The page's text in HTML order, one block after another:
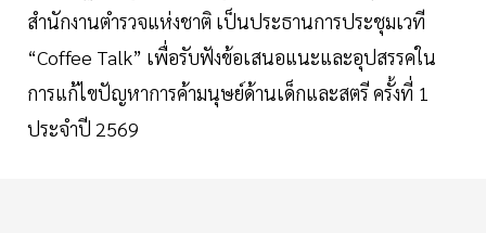
สำนักงานตำรวจแห่งชาติ เป็นประธานการประชุมเวที
“Coffee Talk” เพื่อรับฟังข้อเสนอแนะและอุปสรรคใน
การแก้ไขปัญหาการค้ามนุษย์ด้านเด็กและสตรี ครั้งที่ 1
ประจำปี 2569